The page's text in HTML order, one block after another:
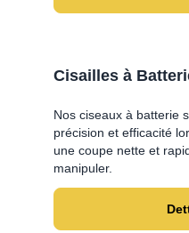
Cisailles à
Nos ciseaux à batterie
précision et efficacité
une coupe nette et
manipuler.